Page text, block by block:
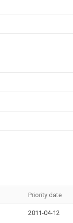
Priority date
2011-04-12